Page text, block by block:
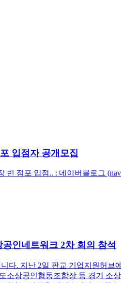
입점자 공개모집
빈 점포 입점.. : 네이버블로그
인네트워크 2차 회의 참석
다. 지난 2일 판교 기업지원허
소상공인협동조합장 등 경기 소